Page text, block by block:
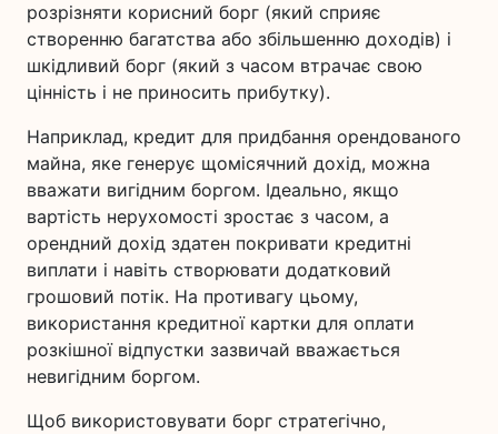
розрізняти корисний борг (який сприяє
створенню багатства або збільшенню доходів) і
шкідливий борг (який з часом втрачає свою
цінність і не приносить прибутку).
Наприклад, кредит для придбання орендованого
майна, яке генерує щомісячний дохід, можна
вважати вигідним боргом. Ідеально, якщо
вартість нерухомості зростає з часом, а
орендний дохід здатен покривати кредитні
виплати і навіть створювати додатковий
грошовий потік. На противагу цьому,
використання кредитної картки для оплати
розкішної відпустки зазвичай вважається
невигідним боргом.
Щоб використовувати борг стратегічно,